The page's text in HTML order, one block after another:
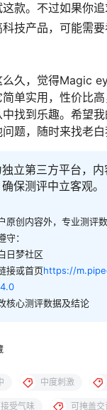
款。不过如果你
技产品，可能需
久，觉得Magic
单实用，性价比
找到乐趣。希望
题，随时来找老白
立第三方平台，内
保测评中立客观。
原创内容外，专业测评
：
日梦社区
接或首页https://
核心测评数据及结论
中度刺激
受气味 可掩盖交